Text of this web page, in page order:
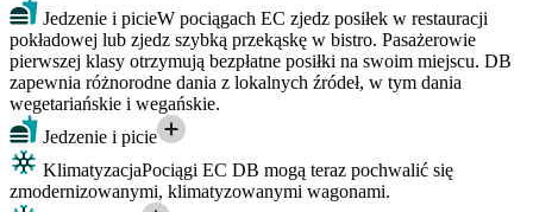
Jedzenie i picieW pociągach EC zjedz posiłek w restauracji
pokładowej lub zjedz szybką przekąskę w bistro. Pasażerowie
pierwszej klasy otrzymują bezpłatne posiłki na swoim miejscu. DB
zapewnia różnorodne dania z lokalnych źródeł, w tym dania
wegetariańskie i wegańskie.
Jedzenie i picie
KlimatyzacjaPociągi EC DB mogą teraz pochwalić się
zmodernizowanymi, klimatyzowanymi wagonami.